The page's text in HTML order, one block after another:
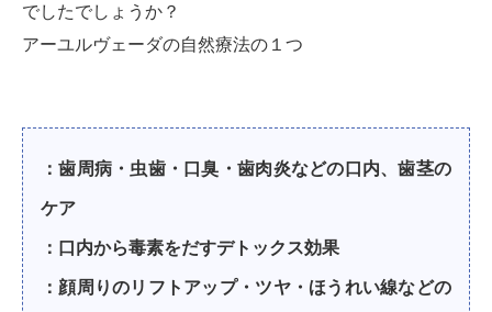
でしたでしょうか？
アーユルヴェーダの自然療法の１つ
：歯周病・虫歯・口臭・歯肉炎などの口内、歯茎の
ケア
：口内から毒素をだすデトックス効果
：顔周りのリフトアップ・ツヤ・ほうれい線などの